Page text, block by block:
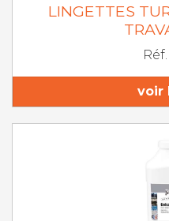
LINGETTES
voir